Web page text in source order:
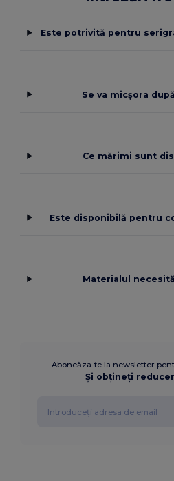
Este potrivită pentru
Se va micșora
Ce mărimi sunt
Este disponibilă pentru
Materialul
Aboneăza-te la newsletter
Și obțineți